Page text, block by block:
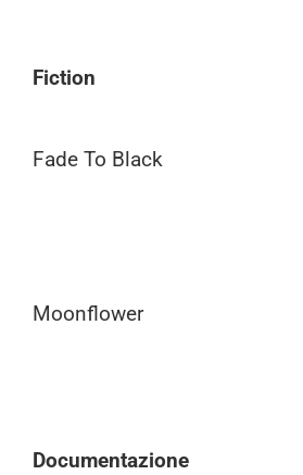
Fiction
Fade To Black
Moonflower
Documentazione